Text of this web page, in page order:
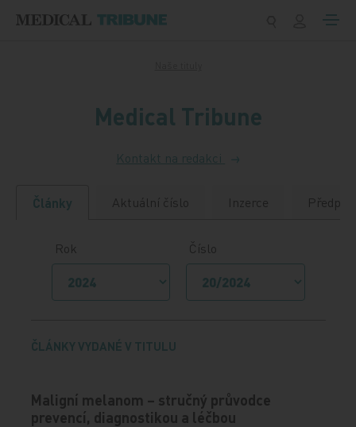
Medical Tribune
Kontakt na redakci
Články Aktuální číslo Inzerce
Rok Číslo
ČLÁNKY VYDANÉ V TITULU
Maligní melanom – stručný průvodce
prevencí, diagnostikou a léčbou